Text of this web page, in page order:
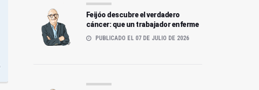
Feijóo descubre el verdadero
cáncer: que un trabajador enferme
PUBLICADO EL 07 DE JULIO DE 2026